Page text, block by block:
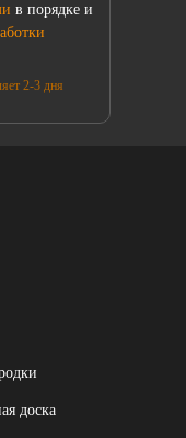
в порядке и
2-3 дня
доска